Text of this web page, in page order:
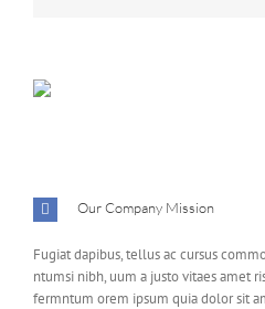
Our Company Mission
Fugiat dapibus, tellus ac cursus
ntumsi nibh, uum a justo vitaes amet
fermntum orem ipsum quia dolor sit